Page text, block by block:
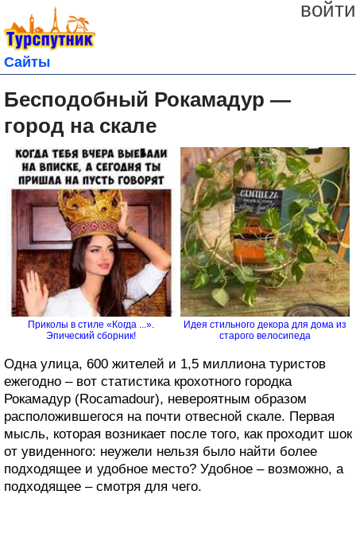
войти
Сайты
Бесподобный Рокамадур —
город на скале
Приколы в стиле «Когда ...».
Эпический сборник!
Идея стильного декора для дома из
старого велосипеда
Одна улица, 600 жителей и 1,5 миллиона туристов
ежегодно – вот статистика крохотного городка
Рокамадур (Rocamadour), невероятным образом
расположившегося на почти отвесной скале. Первая
мысль, которая возникает после того, как проходит шок
от увиденного: неужели нельзя было найти более
подходящее и удобное место? Удобное – возможно, а
подходящее – смотря для чего.